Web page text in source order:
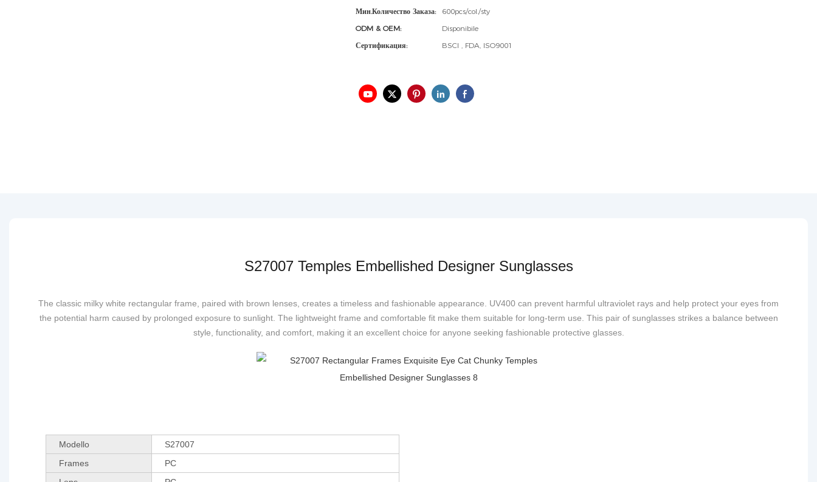
Мин.количество Заказа:
600pcs/col./sty
ODM & OEM:
Disponibile
Сертификация:
BSCI , FDA, ISO9001
S27007 Temples Embellished Designer Sunglasses
The classic milky white rectangular frame, paired with brown lenses, creates a timeless and fashionable appearance. UV400 can prevent harmful ultraviolet rays and help protect your eyes from
the potential harm caused by prolonged exposure to sunlight. The lightweight frame and comfortable fit make them suitable for long-term use. This pair of sunglasses strikes a balance between
style, functionality, and comfort, making it an excellent choice for anyone seeking fashionable protective glasses.
Modello
S27007
Frames
PC